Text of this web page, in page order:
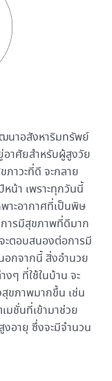
นาอสังหาริมทรัพย์
อาศัยสำหรับผู้สูงวัย
ภาวะที่ดี จะกลาย
น้า เพราะทุกวันนี้
าะอากาศที่เป็นพิษ
ารมีสุขภาพที่ดีมาก
ตอบสนองต่อการมี
กจากนี้ สิ่งอำนวย
งๆ ที่ใช้ในบ้าน จะ
สุขภาพมากขึ้น เช่น
มชั่นที่เข้ามาช่วย
อายุ ซึ่งจะมีจำนวน